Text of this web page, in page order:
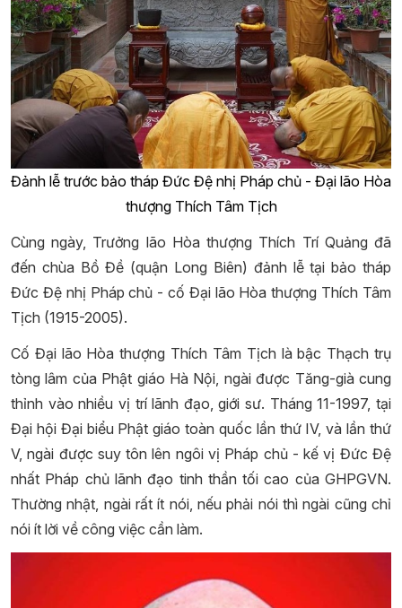
Đảnh lễ trước bảo tháp Đức Đệ nhị Pháp chủ - Đại lão Hòa
thượng Thích Tâm Tịch
Cùng ngày, Trưởng lão Hòa thượng Thích Trí Quảng đã
đến chùa Bồ Đề (quận Long Biên) đảnh lễ tại bảo tháp
Đức Đệ nhị Pháp chủ - cố Đại lão Hòa thượng Thích Tâm
Tịch (1915-2005).
Cố Đại lão Hòa thượng Thích Tâm Tịch là bậc Thạch trụ
tòng lâm của Phật giáo Hà Nội, ngài được Tăng-già cung
thỉnh vào nhiều vị trí lãnh đạo, giới sư. Tháng 11-1997, tại
Đại hội Đại biểu Phật giáo toàn quốc lần thứ IV, và lần thứ
V, ngài được suy tôn lên ngôi vị Pháp chủ - kế vị Đức Đệ
nhất Pháp chủ lãnh đạo tinh thần tối cao của GHPGVN.
Thường nhật, ngài rất ít nói, nếu phải nói thì ngài cũng chỉ
nói ít lời về công việc cần làm.